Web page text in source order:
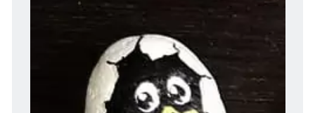
Wissenswertes
Veranstaltungen